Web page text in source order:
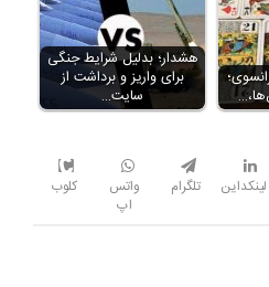
هشدار؛ بدلیل شرایط جنگی
برای واریز و برداشت از
سایت…
لینکداین تلگرام
واتس
اپ
کلوب